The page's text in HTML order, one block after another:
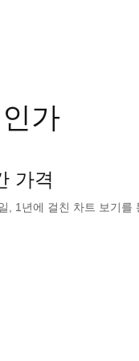
가
가격
, 1년에 걸친 차트 보기